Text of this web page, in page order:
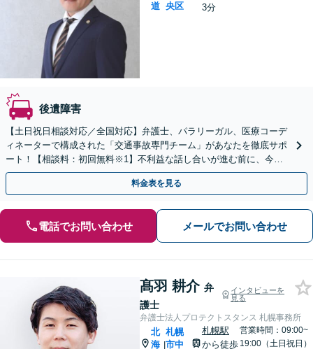
道 央区
3分
後遺障害
【土日祝日相談対応／全国対応】弁護士、パラリーガル、医療コーデ
ィネーターで構成された「交通事故専門チーム」があなたを徹底サポ
ート！【相談料：初回無料※1】不利益な話し合いが進む前に、今す
ぐ相談！
料金表を見る
電話でお問い合わせ メールでお問い合わせ
髙羽 耕介 弁
護士
インタビューを
見る
弁護士法人プロテクトスタンス 札幌事務所
北
海 |
札幌
市中
札幌駅
から徒歩
営業時間：09:00~
19:00（土日祝日）